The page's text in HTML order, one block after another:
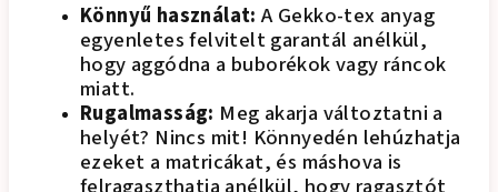
Könnyű használat:A Gekko-tex anyag
egyenletes felvitelt garantál anélkül,
hogy aggódna a buborékok vagy ráncok
miatt.
Rugalmasság: Meg akarja változtatni a
helyét? Nincs mit! Könnyedén lehúzhatja
ezeket a matricákat, és máshova is